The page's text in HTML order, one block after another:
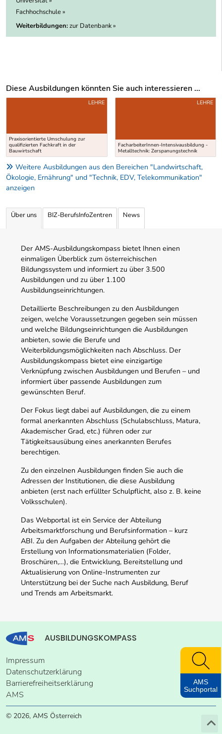
Fachhochschule »
Weiterbildungen:zur Datenbank »
Diese Ausbildungen könnten Sie auch interessieren ...
Uber weitere Ausbildungsvorschläge
Praxisorientierte Umschulung zur
qualifizierten Fachkraft in der
Bauwirtschaft
LEHRE
FacharbeiterInnen-Intensivausbildung -
Metalltechnik: Zerspanungstechnik
LEHRE
Weitere Ausbildungen aus den Bereichen "Landwirtschaft,
Ökologie, Ernährung" und "Technik, EDV, Telekommunikation"
anzeigen
Über uns BIZ-BerufsInfoZentren News
Der AMS-Ausbildungskompass bietet Ihnen einen
einmaligen Überblick zum österreichischen
Bildungssystem und informiert zu über 3.500
Ausbildungen und zu über 1.100
Ausbildungseinrichtungen.
Detaillierte Beschreibungen zu den Ausbildungen
zeigen, welche Voraussetzungen gegeben sein müssen
und welche Bildungseinrichtungen die Ausbildungen
anbieten, sowie die Berufe und
Weiterbildungsmöglichkeiten nach Abschluss. Der
Ausbildungskompass bietet eine einzigartige
Verknüpfung zwischen Ausbildungen und Berufen – und
informiert über passende Ausbildungen zum
gewünschten Beruf.
Der Fokus liegt dabei auf Ausbildungen, die zu einem
formal anerkannten Abschluss (Schulabschluss, Matura,
Akademischer Grad, etc.) führen oder zur
Tätigkeitsausübung eines anerkannten Berufes
berechtigen.
Zu den einzelnen Ausbildungen finden Sie auch die
Adressen der Institutionen, die diese Ausbildung
anbieten (erst nach erfüllter Schulpflicht, also z. B. keine
Volksschulen).
Das Webportal ist ein Service der Abteilung
Arbeitsmarktforschung und Berufsinformation – kurz
ABI. Zu den Aufgaben der Abteilung gehört die
Erstellung von Informationsmaterialien (Folder,
Broschüren,…), die Entwicklung, Bereitstellung und
Aktualisierung von Online-Instrumenten zur
Unterstützung bei der Suche nach Ausbildung, Beruf
und Trends am Arbeitsmarkt.
AUSBILDUNGSKOMPASS
Impressum
Datenschutzerklärung
Barrierefreiheitserklärung
AMS
© 2026, AMS Österreich
AMS
Suchportal